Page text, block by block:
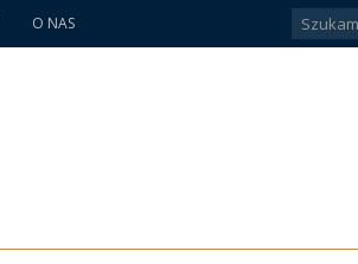
O NAS